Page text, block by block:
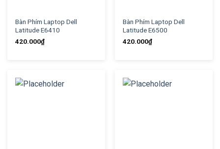
Bàn Phím Laptop Dell
Latitude E6410
420.000₫
Bàn Phím Laptop Dell
Latitude E6500
420.000₫